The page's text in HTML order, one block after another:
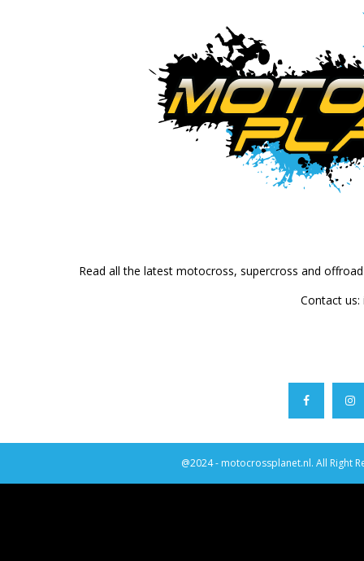
Read all the latest motocross, supercross and
Contact us:
@2024 - motocrossplanet.nl. All Right